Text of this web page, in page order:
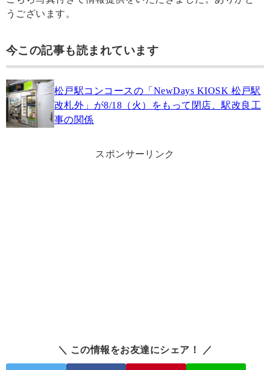
うございます。
今この記事も読まれています
松戸駅コンコースの「NewDays KIOSK 松戸駅
改札外」が8/18（火）をもって閉店、駅改良工
事の関係
スポンサーリンク
＼ この情報をお友達にシェア！ ／